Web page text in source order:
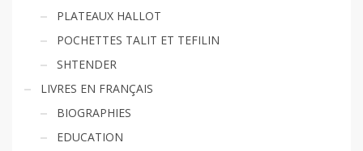
PLATEAUX HALLOT
POCHETTES TALIT ET TEFILIN
SHTENDER
LIVRES EN FRANÇAIS
BIOGRAPHIES
EDUCATION